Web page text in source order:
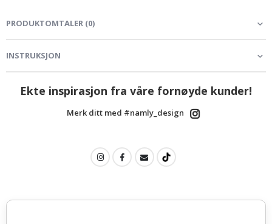
PRODUKTOMTALER (0)
INSTRUKSJON
Ekte inspirasjon fra våre fornøyde kunder!
Merk ditt med #namly_design